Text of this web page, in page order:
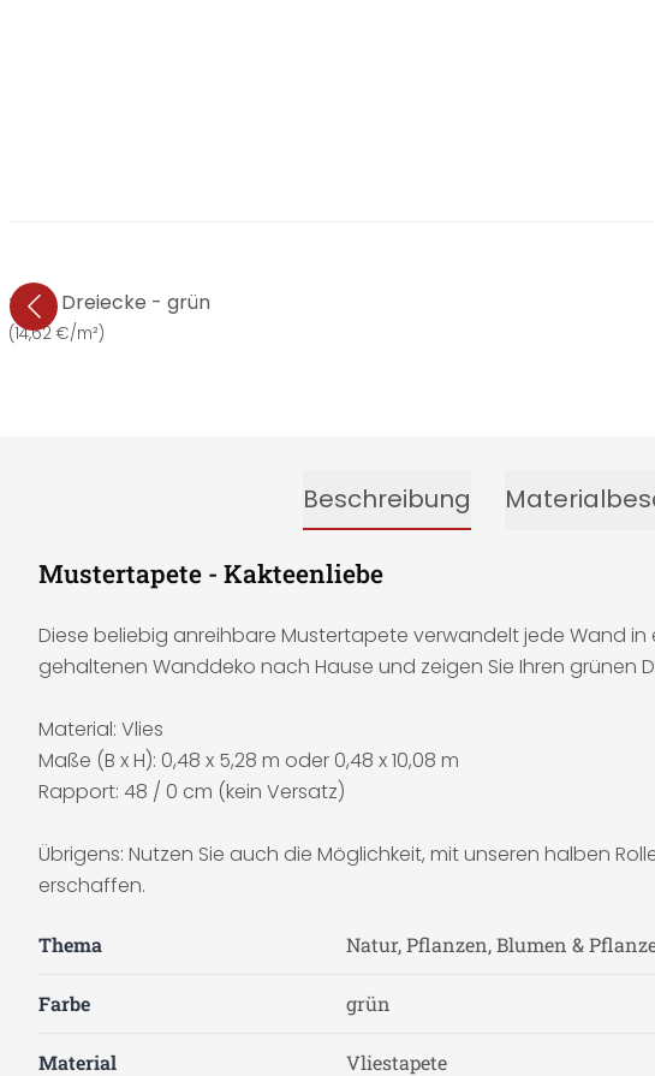
Dreiecke - grün
(14,62 €/m²)
Beschreibung
Mustertapete - Kakteenliebe
Diese beliebig anreihbare Mustertapete verwandelt jede Wand
gehaltenen Wanddeko nach Hause und zeigen Sie Ihren grünen
Material: Vlies
Maße (B x H): 0,48 x 5,28 m oder 0,48 x 10,08 m
Rapport: 48 / 0 cm (kein Versatz)
Übrigens: Nutzen Sie auch die Möglichkeit, mit unseren halben
erschaffen.
Thema Natur, Pflanzen, Blumen &
Farbe grün
Material Vliestapete